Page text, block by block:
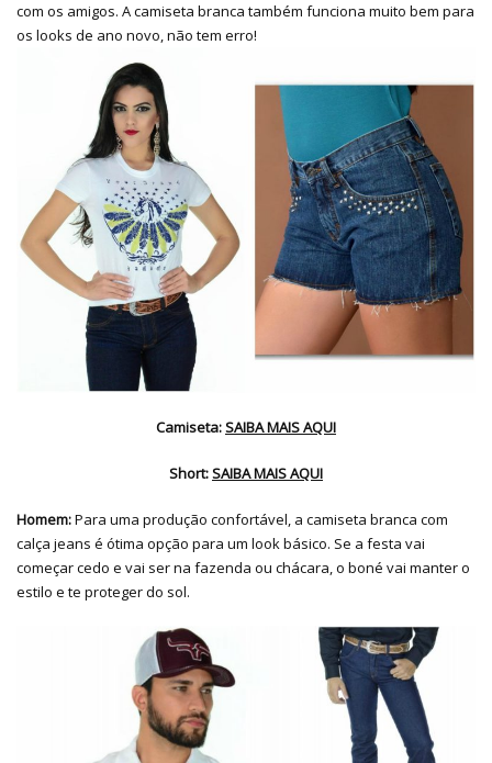
com os amigos. A camiseta branca também funciona muito bem para
os looks de ano novo, não tem erro!
Camiseta:SAIBA MAIS AQUI
Short:SAIBA MAIS AQUI
Homem:Para uma produção confortável, a camiseta branca com
calça jeans é ótima opção para um look básico. Se a festa vai
começar cedo e vai ser na fazenda ou chácara, o boné vai manter o
estilo e te proteger do sol.